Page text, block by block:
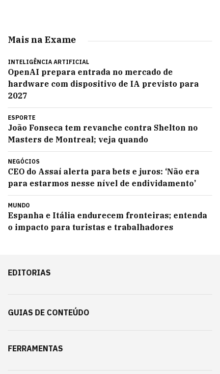
Mais na Exame
INTELIGÊNCIA ARTIFICIAL
OpenAI prepara entrada no mercado de
hardware com dispositivo de IA previsto para
2027
ESPORTE
João Fonseca tem revanche contra Shelton no
Masters de Montreal; veja quando
NEGÓCIOS
CEO do Assaí alerta para bets e juros: ‘Não era
para estarmos nesse nível de endividamento’
MUNDO
Espanha e Itália endurecem fronteiras; entenda
o impacto para turistas e trabalhadores
EDITORIAS
GUIAS DE CONTEÚDO
FERRAMENTAS